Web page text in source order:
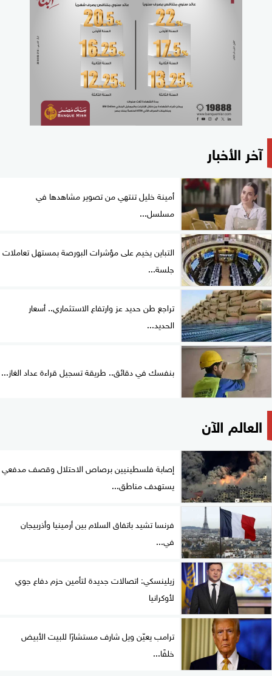
آخر الأخبار
أمينة خليل تنتهي من تصوير مشاهدها في
مسلسل...
التباين يخيم على مؤشرات البورصة بمستهل تعاملات
جلسة...
تراجع طن حديد عز وارتفاع الاستثماري.. أسعار
الحديد...
بنفسك في دقائق.. طريقة تسجيل قراءة عداد الغاز...
العالم الآن
إصابة فلسطينيين برصاص الاحتلال وقصف مدفعي
يستهدف مناطق...
فرنسا تشيد باتفاق السلام بين أرمينيا وأذربيجان
في...
زيلينسكي: اتصالات جديدة لتأمين حزم دفاع جوي
لأوكرانيا
ترامب يعيّن ويل شارف مستشارًا للبيت الأبيض
خلفًا...